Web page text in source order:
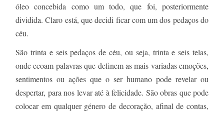
óleo concebida como um todo, que foi, posteriormente
dividida. Claro está, que decidi ficar com um dos pedaços do
céu.
São trinta e seis pedaços de céu, ou seja, trinta e seis telas,
onde ecoam palavras que definem as mais variadas emoções,
sentimentos ou ações que o ser humano pode revelarou
despertar, para nos levar até à felicidade. São obras que pode
colocar em qualquer género de decoração, afinal de contas,